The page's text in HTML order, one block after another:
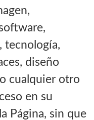
tecnología,
diseño
cualquier otro
en su
Página, sin que